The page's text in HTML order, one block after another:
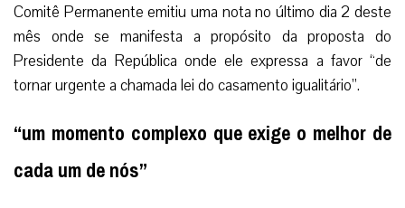
Comitê Permanente emitiu uma nota no último dia 2 deste
mês onde se manifesta a propósito da proposta do
Presidente da República onde ele expressa a favor “de
tornar urgente a chamada lei do casamento igualitário”.
“um momento complexo que exige o melhor de
cada um de nós”